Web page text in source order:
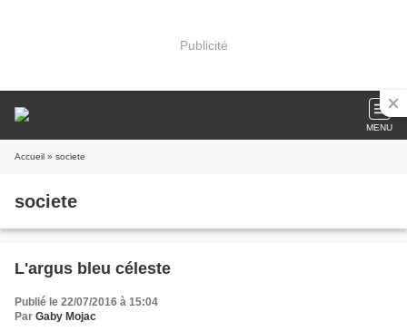
Publicité
MENU
Accueil » societe
societe
L'argus bleu céleste
Publié le 22/07/2016 à 15:04
Par Gaby Mojac